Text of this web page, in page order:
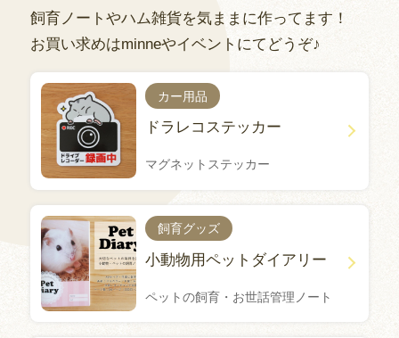
飼育ノートやハム雑貨を気ままに作ってます！
お買い求めはminneやイベントにてどうぞ♪
カー用品
ドラレコステッカー
マグネットステッカー
飼育グッズ
小動物用ペットダイアリー
ペットの飼育・お世話管理ノート